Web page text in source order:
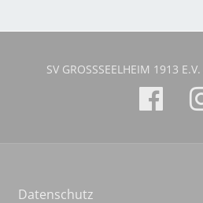
SV GROSSSEELHEIM 1913
Datenschutz